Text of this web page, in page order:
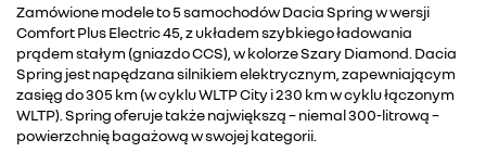
Zamówione modele to 5 samochodów Dacia Spring w wersji
Comfort Plus Electric 45, z układem szybkiego ładowania
prądem stałym (gniazdo CCS), w kolorze Szary Diamond. Dacia
Spring jest napędzana silnikiem elektrycznym, zapewniającym
zasięg do 305 km (w cyklu WLTP City i 230 km w cyklu łączonym
WLTP). Spring oferuje także największą – niemal 300-litrową –
powierzchnię bagażową w swojej kategorii.